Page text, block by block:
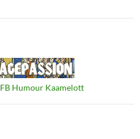
FB Humour Kaamelott